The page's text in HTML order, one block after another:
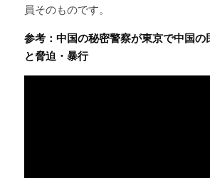
員そのものです。
参考：中国の秘密警察が東京で中国の
と脅迫・暴行